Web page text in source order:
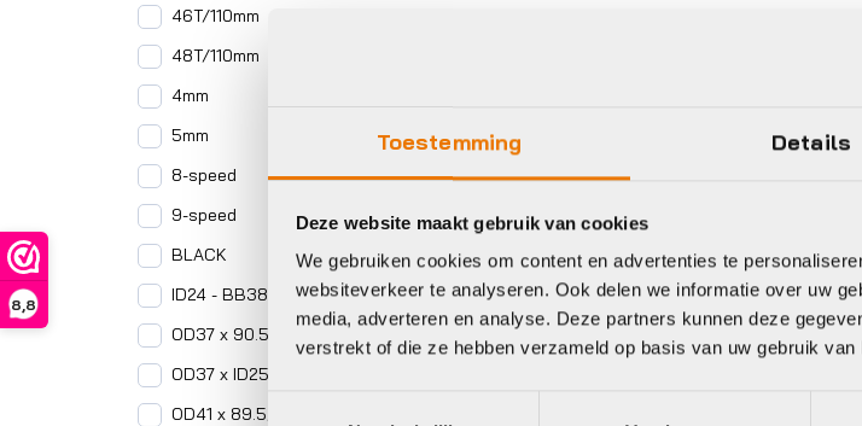
Toestemming Details
Deze website maakt gebruik van cookies
We gebruiken cookies om content en advertenties te
websiteverkeer te analyseren. Ook delen we informatie over uw
media, adverteren en analyse. Deze partners kunnen deze
verstrekt of die ze hebben verzameld op basis van uw gebruik van
8,8
46T/110mm
48T/110mm
4mm
5mm
8-speed
9-speed
BLACK
ID24 - BB386 EVO
OD37 x 90.5/95mm
OD37 x ID25 x 6mm
OD41 x 89.5/92mm